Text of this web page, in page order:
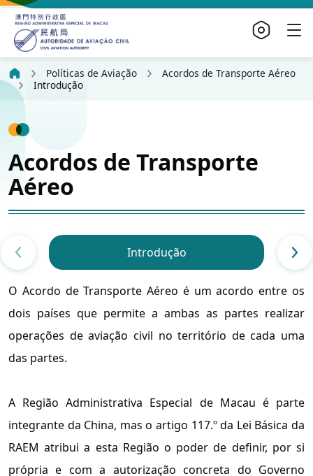
Políticas de Aviação
Acordos de Transporte Aéreo
Introdução
Acordos de Transporte
Aéreo
Introdução
O Acordo de Transporte Aéreo é um acordo entre os
dois países que permite a ambas as partes realizar
operações de aviação civil no território de cada uma
das partes.
A Região Administrativa Especial de Macau é parte
integrante da China, mas o artigo 117.º da Lei Básica da
RAEM atribui a esta Região o poder de definir, por si
própria e com a autorização concreta do Governo